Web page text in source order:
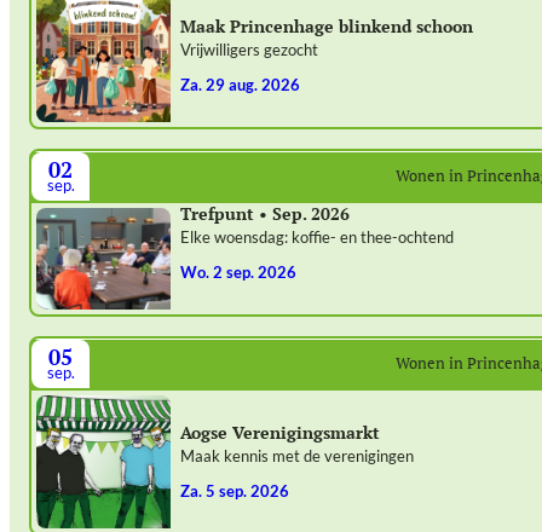
Maak Princenhage blinkend schoon
Vrijwilligers gezocht
za. 29 aug. 2026
02
sep. Wonen in
Trefpunt • Sep. 2026
Elke woensdag: koffie- en thee-ochtend
wo. 2 sep. 2026
05
sep. Wonen in
Aogse Verenigingsmarkt
Maak kennis met de verenigingen
za. 5 sep. 2026